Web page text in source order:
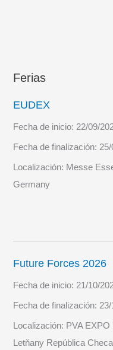
Ferias
EUDEX
Fecha de inicio:22/09/
Fecha de finalización:
Localización: Messe
Germany
Future Forces 2026
Fecha de inicio: 21/10/
Fecha de finalización:
Localización: PVA
Letňany República Checa